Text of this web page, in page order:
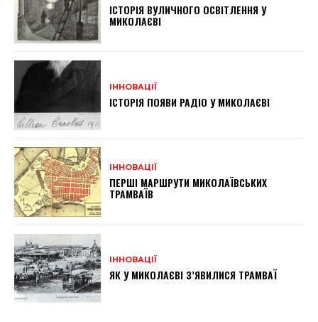
ІСТОРІЯ ВУЛИЧНОГО ОСВІТЛЕННЯ У
МИКОЛАЄВІ
ІННОВАЦІЇ
ІСТОРІЯ ПОЯВИ РАДІО У МИКОЛАЄВІ
ІННОВАЦІЇ
ПЕРШІ МАРШРУТИ МИКОЛАЇВСЬКИХ
ТРАМВАЇВ
ІННОВАЦІЇ
ЯК У МИКОЛАЄВІ З’ЯВИЛИСЯ ТРАМВАЇ